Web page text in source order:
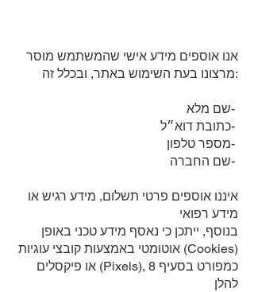
אנו אוספים מידע אישי שהמשתמש מוסר
מרצונו בעת השימוש באתר, ובכלל זה:
שם מלא-
כתובת דוא״ל-
מספר טלפון-
שם החברה-
איננו אוספים פרטי תשלום, מידע רגיש או
מידע רפואי
בנוסף, ייתכן כי נאסף מידע טכני באופן
אוטומטי באמצעות קובצי עוגיות (Cookies)
או פיקסלים (Pixels), כמפורט בסעיף 8
להלן